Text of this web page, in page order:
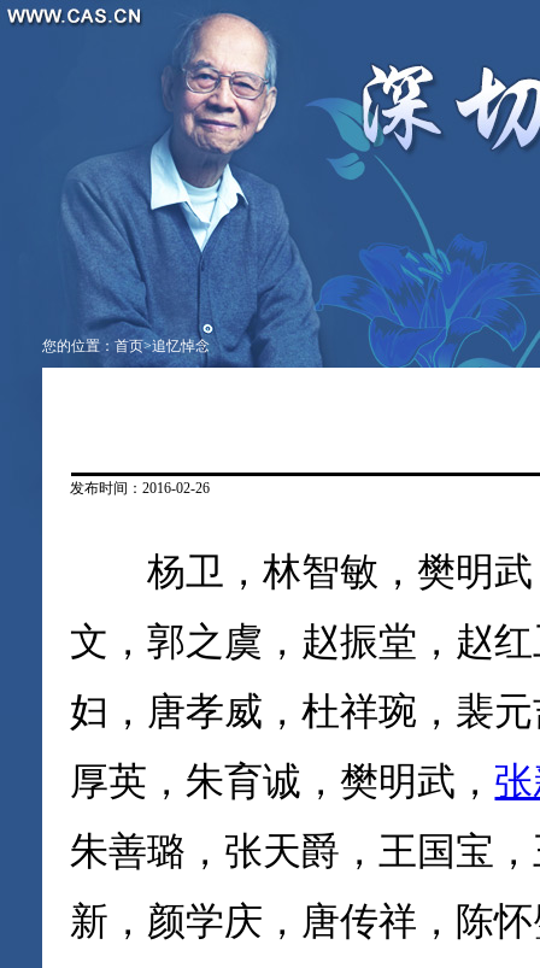
您的位置： 首页>追忆悼念
发布时间：2016-02-26
杨卫，林智敏，樊明武
文，郭之虞，赵振堂，赵
妇，唐孝威，杜祥琬，裴
厚英，朱育诚，樊明武，
朱善璐，张天爵，王国宝
新，颜学庆，唐传祥，陈